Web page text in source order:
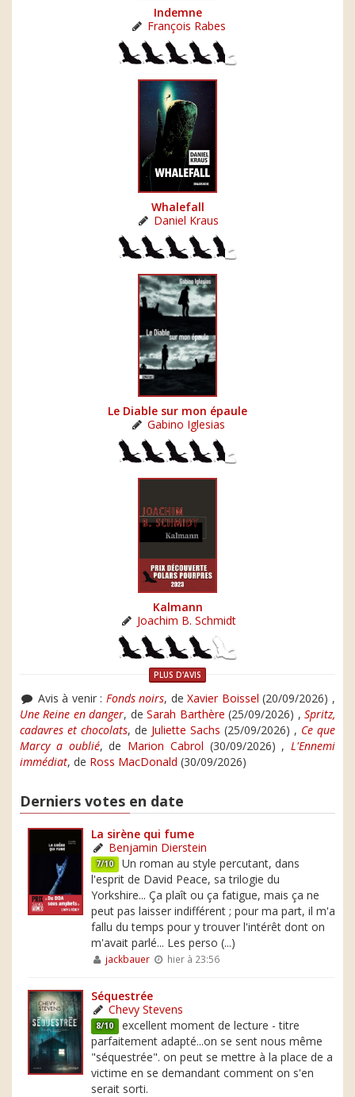
Indemne
François Rabes
Whalefall
Daniel Kraus
Le Diable sur mon épaule
Gabino Iglesias
Kalmann
Joachim B. Schmidt
PLUS D'AVIS
Avis à venir : Fonds noirs, deXavier Boissel (20/09/2026) ,
Une Reine en danger, deSarah Barthère (25/09/2026) ,Spritz,
cadavres et chocolats, de Juliette Sachs (25/09/2026) , Ce que
Marcy a oublié, de Marion Cabrol (30/09/2026) , L'Ennemi
immédiat, de Ross MacDonald (30/09/2026)
Derniers votes en date
La sirène qui fume
Benjamin Dierstein
7/10 Un roman au style percutant, dans
l'esprit de David Peace, sa trilogie du
Yorkshire... Ça plaît ou ça fatigue, mais ça ne
peut pas laisser indifférent ; pour ma part, il m'a
fallu du temps pour y trouver l'intérêt dont on
m'avait parlé... Les perso (...)
jackbauer hier à 23:56
Séquestrée
Chevy Stevens
8/10 excellent moment de lecture - titre
parfaitement adapté...on se sent nous même
"séquestrée". on peut se mettre à la place de a
victime en se demandant comment on s'en
serait sorti.